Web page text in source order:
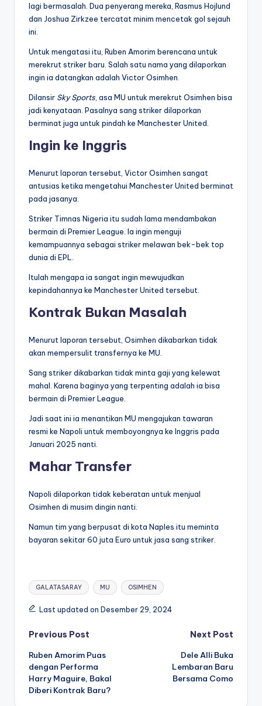
lagi bermasalah. Dua penyerang mereka, Rasmus Hojlund
dan Joshua Zirkzee tercatat minim mencetak gol sejauh
ini.
Untuk mengatasi itu, Ruben Amorim berencana untuk
merekrut striker baru. Salah satu nama yang dilaporkan
ingin ia datangkan adalah Victor Osimhen.
Dilansir Sky Sports , asa MU untuk merekrut Osimhen bisa
jadi kenyataan. Pasalnya sang striker dilaporkan
berminat juga untuk pindah ke Manchester United.
Ingin ke Inggris
Menurut laporan tersebut, Victor Osimhen sangat
antusias ketika mengetahui Manchester United berminat
pada jasanya.
Striker Timnas Nigeria itu sudah lama mendambakan
bermain di Premier League. Ia ingin menguji
kemampuannya sebagai striker melawan bek-bek top
dunia di EPL.
Itulah mengapa ia sangat ingin mewujudkan
kepindahannya ke Manchester United tersebut.
Kontrak Bukan Masalah
Menurut laporan tersebut, Osimhen dikabarkan tidak
akan mempersulit transfernya ke MU.
Sang striker dikabarkan tidak minta gaji yang kelewat
mahal. Karena baginya yang terpenting adalah ia bisa
bermain di Premier League.
Jadi saat ini ia menantikan MU mengajukan tawaran
resmi ke Napoli untuk memboyongnya ke Inggris pada
Januari 2025 nanti.
Mahar Transfer
Napoli dilaporkan tidak keberatan untuk menjual
Osimhen di musim dingin nanti.
Namun tim yang berpusat di kota Naples itu meminta
bayaran sekitar 60 juta Euro untuk jasa sang striker.
Tags:
GALATASARAY MU OSIMHEN
Last updated on Desember 29, 2024
Post
navigation
Previous Post
Ruben Amorim Puas
dengan Performa
Harry Maguire, Bakal
Diberi Kontrak Baru?
Next Post
Dele Alli Buka
Lembaran Baru
Bersama Como